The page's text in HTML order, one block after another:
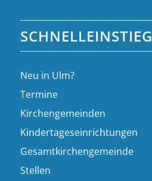
SCHNELLEINSTIEG
Neu in Ulm?
Termine
Kirchengemeinden
Kindertageseinrichtungen
Gesamtkirchengemeinde
Stellen